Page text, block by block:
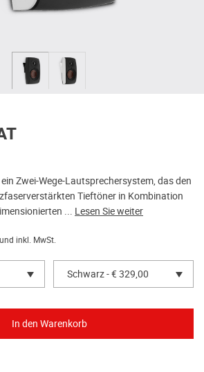
Zwei-Wege-Lautsprechersystem, das den
Tieftöner in Kombination
... Lesen Sie weiter
inkl. MwSt.
Schwarz - € 329,00